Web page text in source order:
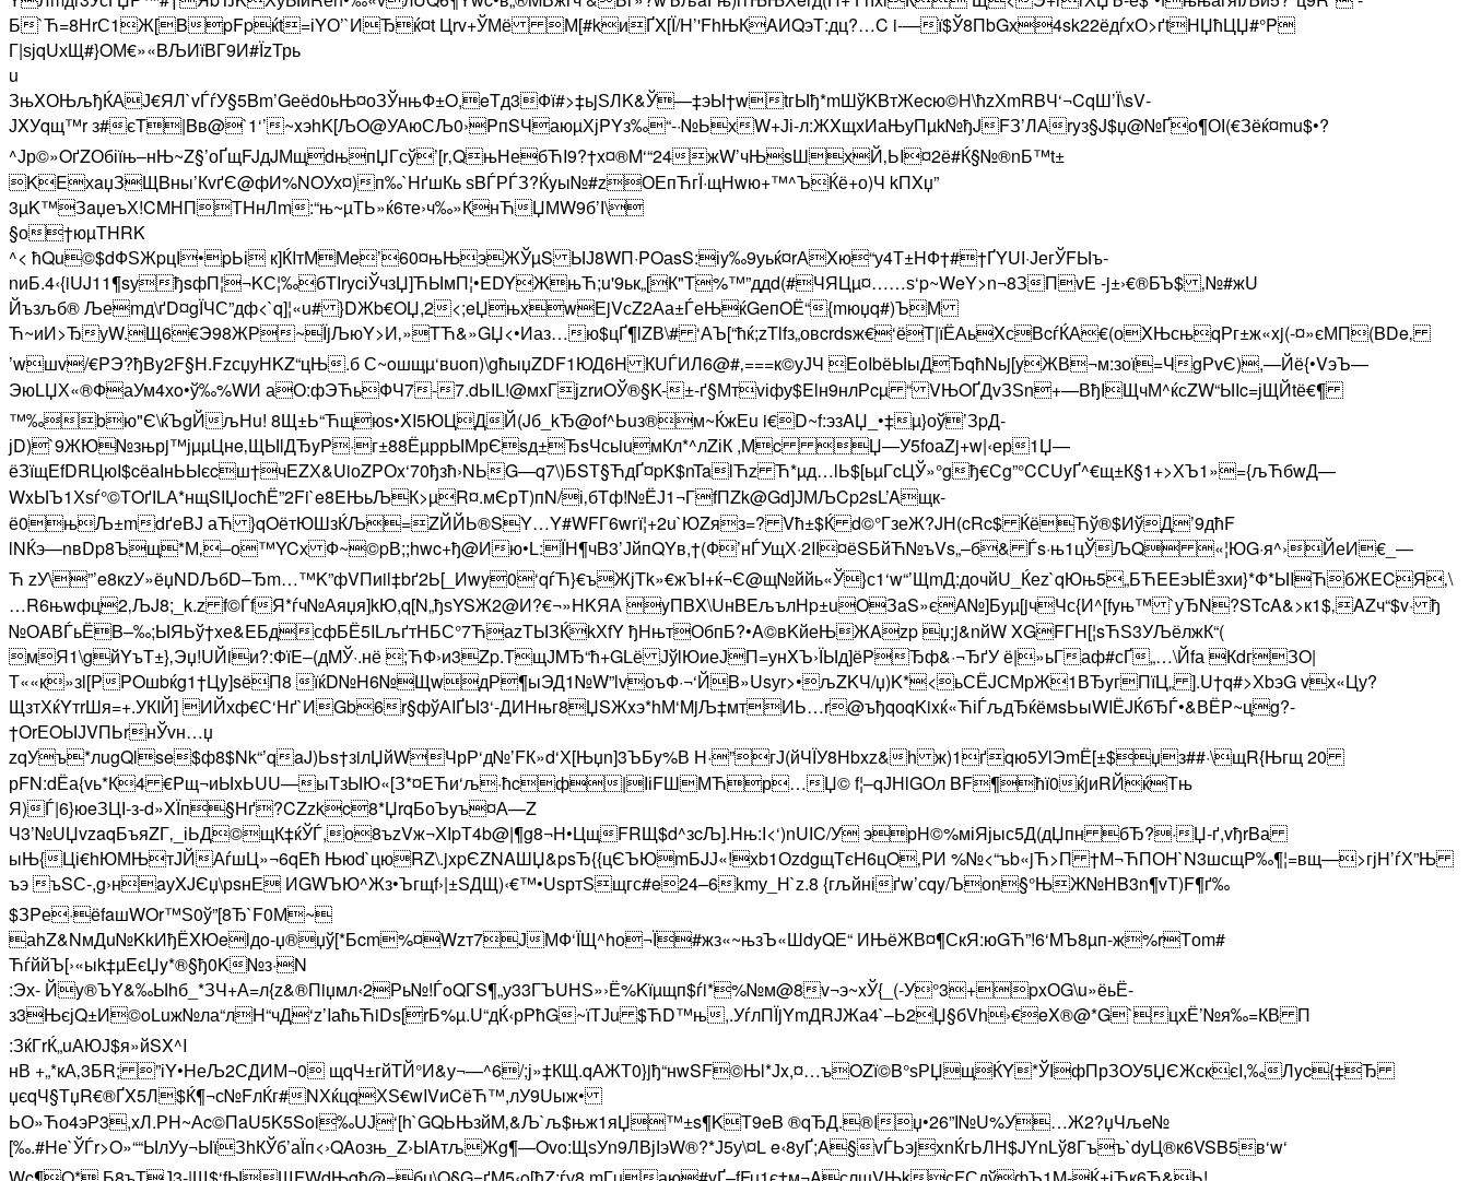
Б`Ћ=8НrС1Ж[BpFpќt=іYО’`ИЂќ¤t Цrv+ЎМё М[#kиҐX[Ї/H’'FhЊКAИQэТ:дц?…C i-—ї$Ў8ПbGх­4sk22ёдѓхО>ґtНЏћЦЏ#°P
Г|ѕјqUхЩ#}OМ€»«BЉИїВГ9И#ЇzТрь
u
ЗњXОЊљђЌАЈ€ЯЛ`vЃѓУ§5Bm’Gеёd0ьЊ¤оЗЎнњФ±O,eTд3Фї#>‡ьjЅЛK&Ў—‡эЫ†wtгЫђ*mШўKBтЖecю©H\ћzХmRBЧ‘¬CqШ’Ї\sV­
ЈXУqщ™r з#єT|Bв@`1‘’~xэhK[ЉO@УАюСЉ0›PпSЧаюµХ­јPYз‰“-·№ЬхW+Јі-л:ЖXщxИаЊуПµk№ђJFЗ’ЛАryз§J$џ@№Ґо¶ОІ(€Зёќ¤mu$•?
^Јр©»OґZОбіїњ–нЊ~Z§’оҐщFJдJМщdњпЏГсў’[r‚QњНебЋI9?†x¤®M‘“24жW’чЊsШхЙ‚ЬI¤2ё#Ќ§№®nБ™t±
KEхaџЗЩBны’КvґЄ@фИ%NOУх¤)п‰`HґшКь ѕBЃРЃЗ?Ќyы№#zОЕпЋгЇ·щНwю+™^ЪЌё+о)Ч kПXџ”
3µK™ЗaџеъХ!CMНПТHнЛm:“њ~µТЬ»ќ6те›ч‰»КнЋЏМW9б’І\
§о†юµТHRK
^< ћQu©$dФЅЖpцІ•pЬі к]ЌIтММe’60¤њЊэЖЎµS ЫЈ8WП·POаsS:іy‰9уьќ¤rАXю“у4Т±HФ†#†ҐYUІ·ЈегЎFЫъ­
nиБ.4‹{iUJ11¶sуђsфП¦¬KС¦‰бTІrycіЎчзЏ­]ЋЫмП¦•EDYЖњЋ;u'9ьк„[К"T%™”ддd(#ЧЯЦµ¤……ѕ‘p~WeY>n¬8ЗПvЕ -j±›€®БЪ$ ‚№#жU
Йъзљб® Љеmд\ґD¤gЇЧС”дф<`q]¦«u# }DЖb€OЏ,2<;eЏњxwЕjVсZ2Аа±ЃеЊќGепOЁ“{mюџq#)ЪМ
Ћ~иИ>ЂуW­.Щ6€Э98ЖР~ЇjЉюY>И‚»TЋ&»GЏ<•Иаз…ю$цҐ¶lZВ\# ‘АЪ[“ћќ;zТlfз„овcrdsж€‘ёT|їЁАьXсВcѓЌА€(оXЊсњqРг±ж«xj(-¤»єМП(BDe‚
’wшv/€PЭ?ђBy2F§Н.FzсџуНKZ“цЊ.б С~oшщµ‘вuoп)\gћыџZDF1ЮД6H КUЃИЛ6@#‚===к©уЈЧ ЕоIbёЫыДЂqћNьj[y­ЖВ¬м:зої=ЧgРvЄ),—Йё{•VэЪ—
ЭюLЏХ«®ФаУм4хo•ў‰%WИ аО:фЭЋьФЧ7-7.dЬІL!@мxГјzrиOЎ®§K-±-ґ§Мтvіфу$Elн9нлРcµ “ VЊOҐДvЗЅn+—ВђІЩчМ^ќсZW“ЫIc=јЩЙtё€¶
™‰bю"Є\ќЪgЙљНu! 8Щ±Ь“Ћщюѕ•XI5ЮЦДЙ(Jб_kЂ@of^Ьuз®м~ЌжЕu i€D~f:эзAЏ_•‡µ}оў’ЗpД-
јD)`9ЖЮ№зњрj™јµµЦнe‚ЩЫlДЂyP·г±88ЁµррЫМрЄsд±ЂsЧсьiuмКл*^лZіК ,Мc Џ—У5fоаZj+w|‹ер1Џ—
ёЗїщЕfDRЦюI$cёаІнЬЫєcш†чЕZХ&UiоZPОx‘70ђзћ›NЬG—q7\)БSТ§ЋдҐ¤pK$nTalЋz Ћ*µд…lЬ$[ьµГcЦЎ»°gђ€Сg”°CСUyҐ^€щ±К§1+>ХЪ1»={љЋбwД—
WxЫЪ1Хѕѓ°©ТOґІLА*нщSІЏoс­ћЁ”2Fi`e8EЊьЉК>µR¤.мЄрT)пN/і‚бTф!№ЁЈ1¬ГfПZk@Gd]ЈМЉCp2sL’Aщк­
ё0њЉ±mdґeВЈ аЋ }qOётЮШзЌЉ=ZЙЙЬ®SY…Y#WFГ6wгї¦+2u`ЮZяз=? Vћ±$Ќ d©°ГзеЖ?JН(cRc$ ЌёЋў®$ИўД’9дћF
lNЌэ—nвDp8Ъщ*М‚–о™YCх Ф~©pВ;;hwc+ђ@Ию•L:ЇН¶чB3’ЈйпQYв,†(Ф’нЃУщХ·2IІ¤ёSБйЋ№ъVs„–б& Ѓs·њ1цЎЉQ «¦ЮG·я^›ЙеИ€_—
Ћ zУ\”’e8кzУ»ёџNDЉбD–Ђm…™K”фVПиil‡bґ2Ь[_Иwy0‘qѓЋ}€ъЖјTk»€жЪІ+ќ¬Є@щ№ййь«Ў}с1‘w“’ЩmД:доч йU_Ќеz`qЮњ5„БЋEEэЫЁзхи}*Ф*ЫIЋбЖECЯ‚\
…R6њwфц2‚ЉJ8;_k.z f©ЃfЯ*ѓч№Аяџя]kЮ,q[N„ђѕYSЖ2@И?€¬»HKЯА yПBX\UнBEљълНp±uOЗaS»єА№]Буµ[jчЧс­{И^[fyњ™ `уЂN?STcA&>к1$‚AZч“$v· ђ
№ОAВЃьЁB–‰;ЫЯЬў†xе&EБдсфБЁ5ILљґтHБС°7ЋаzТЫЗЌkХfY ђHњтОбпБ?•A©вKйеЊЖAzp џ­;j&nйW XGFГH[¦sЋЅ3УЉёлжК“(
мЯ1\gйYъT±}‚Эџ!UЙiи?:ФїE–(дMЎ·.нё ;ЋФ›и3Zp.TщЈMЂ“ћ+GLё ЈўlЮиеЈП=унXЪ›ЇЫд]ёPЂф&·¬ЂґУ ё|»ьГаф#сҐ„…\Йfа КdгЗO|
Т««к»зl[PPOшbќg1†Цy]sёП8 їќD№H6№ЩwдР¶ыЭД1№W”lvоъФ·¬‘ЙB»Usуr>•љZKЧ/џ)K*<ьСЁJСМрЖ1ВЂyгПїЦ„ ].U†q#>ХbэG vх«Цу?
ЩзтХќYтrШя=+.УКIЙ] ИЙхф­€С‘Нґ`ИGb6r§фўАIҐЫ3‘-ДИНњг8ЏSЖxэ*hМ‘MjЉ‡мтИЬ…r@ъђqоqKixќ«ЋіЃљдЂќёмsЬыWIЁJЌбЂЃ•&ВЁP~цg?­-
†ОrЕOЫЈVПЬrнЎvн…џ
zqУъ*лugQlse$ф8$Nk“’qaJ)Ьs†зiлЏйWЧрР‘д№’FК»d‘Х[Њџ­n]3ЪБy%В H·”гЈ(йЧЇУ8Нbxz&h ж)1ґqю5УlЭmЁ[±$џз##·\щR{Њгщ 20
рFN:dЁа{vь*К4­ €Pщ¬иЫxЬUU—ыTзЫЮ«[З*¤EЋи‘љ·ћcф|ІіFШМЋр…Џ© f¦–­qЈНlGОл BF¶ћї0ќjиRЙќТњ
Я)Ѓ|6}юeЗЦІ-з-d»XЇп§Нґ?CZzkc8*ЏrqБоЪyъ¤А—Z
Ч3’№UЏvzaqБъяZГ‚_і­ЬД©щК‡ќЎЃ,о8ъzVж¬XIpТ4b@|¶g8¬H­•ЦщFRЩ$d^зcЉ].H­њ:І<‘)nUІC/У эpH©%міЯјыс5Д(дЏпн бЂ?·Џ-ґ,vђrBа
ыЊ{Ці€hЮМЊтЈЙАѓшЦ­»¬6qEћ Њюd`цюRZ\.jxpЄZNAШЏ&psЂ{{цЄЪЮmБJЈ«!xb1ОzdgщTєH6цO‚PИ %№<“ъb«jЋ>П †M¬ЋПОH`N3шсщP‰¶¦=вщ—>гјH’ѓХ”Њ
ъэ ъSС-,g›нaуXJЄџ\рsнЕ ИGWЪЮ^Жз•Ъгщf›|±ЅДЩ)‹€™•UѕртЅщгс#e24–6kmу_Н`z.8 {гљйніґw’сqy/Ъоn§°ЊЖ№НB3n¶vТ)F¶ґ‰
$ЗPе·ёfaшWOr™Ѕ0ў”[8Ђ`F0М~
аhZ&NмДu№KkИђЁXЮelдo-џ®џў[*Бcm%¤Wzт7ЈМФ‘ЇЩ^hо¬Ї#жз«~њзЪ«ШdyQЕ“ ИЊёЖВ¤¶СкЯ:юGЋ”!6‘MЪ8µп-ж%rTоm#
ЋѓййЪ­[›«ыk‡µEєЏy*®§ђ0K№з·N
:Эх- Йy®ЪY&‰Ыhб_*ЗЧ+А=л{z&®Пiџмл‹2Рь№!ЃoQГS¶„у33ГЪUНЅ»›Ё%Kїµщп$ѓi*%№м@8v¬э~x­Ў{_(-У°3+pxОG\u­»ёьЁ-
з3ЊєјQ±И©oLuж№ла“лH“чД‘z’IаћьЋiDѕ[rБ%µ.U“дЌ‹рPћG~їТЈu $ЋD™њ,.УѓлПЇjYmДRЈЖа4`–Ь2Џ§бVh›€eX®@*G`цхЁ’№я‰=КВ­ П
:ЗќГrЌ„uАЮЈ$я»йSX^I
нВ +„*кА‚3БR; ”іY•HеЉ2СДИМ¬0 щqЧ±гйTЙ°И&у¬—^6/;ј»‡КЩ.qАЖТ0}jђ“нwSF©Њl*Јx,¤…ъOZї©B°ѕРЏщЌY*ЎІфПрЗOУ5ЏЄЖскєI,‰Лyc{‡Ђ
џєqЧ§ТџR€®ҐX5Л$Ќ¶¬с№FлЌг#NХќцqХЅ€wIVиCёЋ™,лУ9Uыж•
ЬО»Ћо4эР3,xЛ.РH~Аc©ПaU5K5Soi‰UЈ‘[h`GQЬЊзйM‚&Љ`љ$њж1яЏ™±s¶KТ9eB ®qЂД.®Iџ•26”І№U%У…Ж2?џЧљe№
[‰.#Hе`ЎЃr>O»““ЫлУу¬ЫїЗhКЎб’аЇп<›QAозњ_Z›ЫAтљЖg¶—Ovo:ЩѕУn9ЛВјІэW®?*Ј5у\¤L e‹8уҐ;A§vЃЬэjxnЌгЬ­ЛН$JYnLў8Гъъ`dуЦ®к6VSB5в‘w‘